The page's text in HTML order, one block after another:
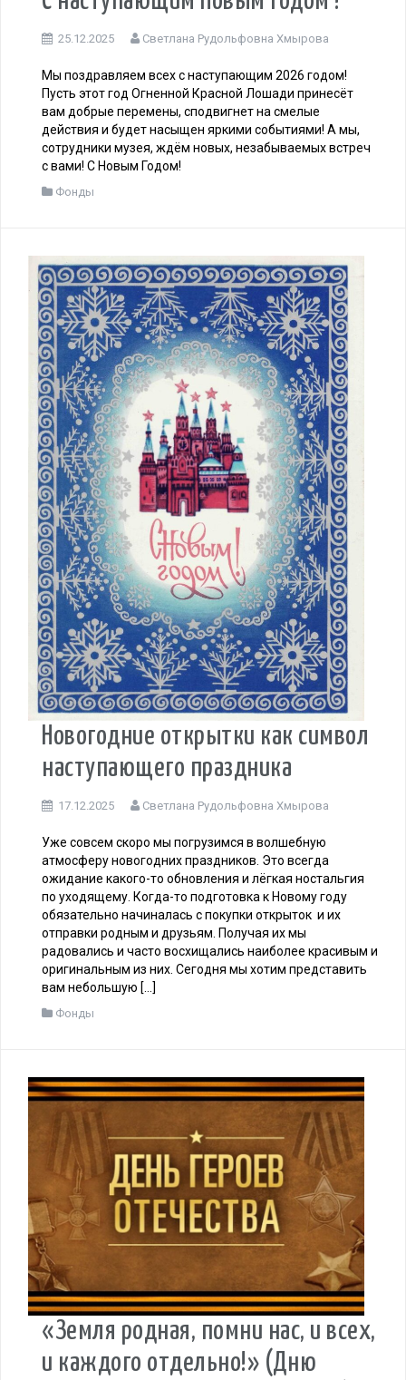
25.12.2025 Светлана Рудольфовна Хмырова
Мы поздравляем всех с наступающим 2026 годом!
Пусть этот год Огненной Красной Лошади принесёт
вам добрые перемены, сподвигнет на смелые
действия и будет насыщен яркими событиями! А мы,
сотрудники музея, ждём новых, незабываемых встреч
с вами! С Новым Годом!
Фонды
Новогодние открытки как символ
наступающего праздника
17.12.2025 Светлана Рудольфовна Хмырова
Уже совсем скоро мы погрузимся в волшебную
атмосферу новогодних праздников. Это всегда
ожидание какого-то обновления и лёгкая ностальгия
по уходящему. Когда-то подготовка к Новому году
обязательно начиналась с покупки открыток и их
отправки родным и друзьям. Получая их мы
радовались и часто восхищались наиболее красивым и
оригинальным из них. Сегодня мы хотим представить
вам небольшую […]
Фонды
«Земля родная, помни нас, и всех,
и каждого отдельно!» (Дню